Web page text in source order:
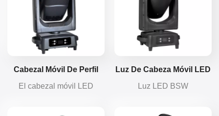
Cabezal Móvil De Perfil
LED BSW IP66 De 1000 W
El cabezal móvil LED
Luz De Cabeza Móvil LED
BSW De 600 W Para
Luz LED BSW